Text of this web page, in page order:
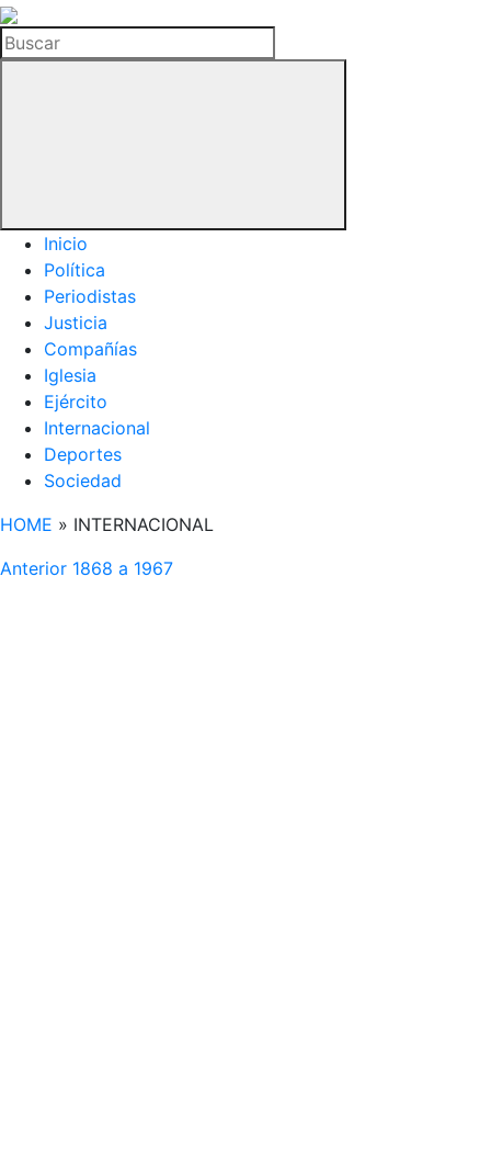
La
Hemeroteca
del
Buscar
Inicio
Política
Periodistas
Justicia
Compañías
Iglesia
Ejército
Internacional
Deportes
Sociedad
HOME » INTERNACIONAL
Anterior 1868 a 1967